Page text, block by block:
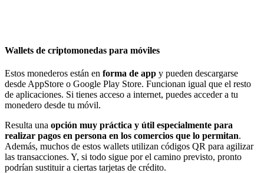
Wallets de criptomonedas para móviles
Estos monederos están en forma de app y pueden descargarse
desde AppStore o Google Play Store. Funcionan igual que el resto
de aplicaciones. Si tienes acceso a internet, puedes acceder a tu
monedero desde tu móvil.
Resulta una opción muy práctica y útil especialmente para
realizar pagos en persona en los comercios que lo permitan.
Además, muchos de estos wallets utilizan códigos QR para agilizar
las transacciones. Y, si todo sigue por el camino previsto, pronto
podrían sustituir a ciertas tarjetas de crédito.